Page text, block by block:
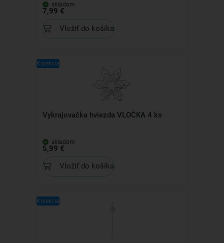
skladom
7,99 €
Vložiť do košíka
Kolekcia
Vykrajovačka hviezda VLOČKA 4 ks
skladom
5,99 €
Vložiť do košíka
Kolekcia